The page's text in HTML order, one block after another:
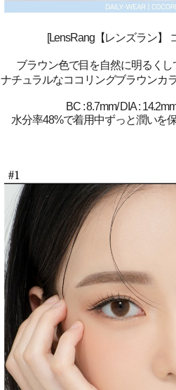
[LensRang【レンズラン】
ブラウン色で目を自然に明るくし
ナチュラルなココリングブラウンカ
BC : 8.7mm/ DIA :
水分率48%で着用中ずっと潤いを